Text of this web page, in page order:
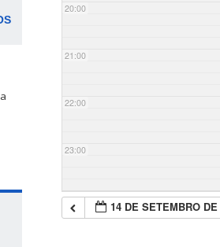
20:00
21:00
22:00
23:00
14 DE SETEMBRO DE